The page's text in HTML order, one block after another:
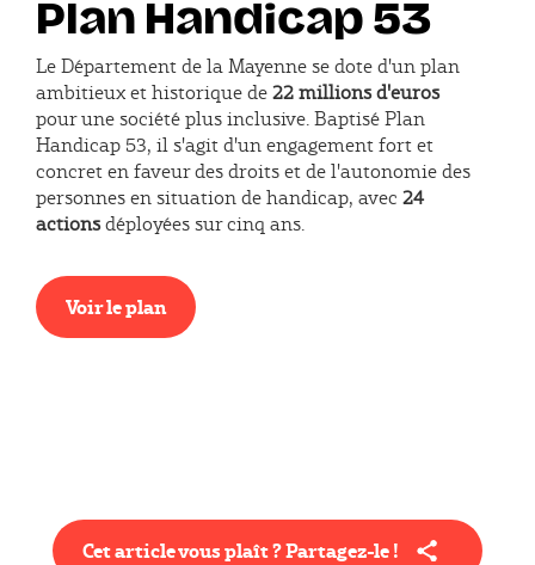
Plan Handicap 53
Le Département de la Mayenne se dote d'un plan
ambitieux et historique de22 millions d'euros
pour une société plus inclusive. Baptisé Plan
Handicap 53, il s'agit d'un engagement fort et
concret en faveur des droits et de l'autonomie des
personnes en situation de handicap, avec 24
actionsdéployées sur cinq ans.
Voir le plan
Cet article vous plaît ? Partagez-le !